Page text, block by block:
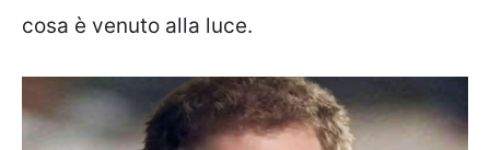
cosa è venuto alla luce.